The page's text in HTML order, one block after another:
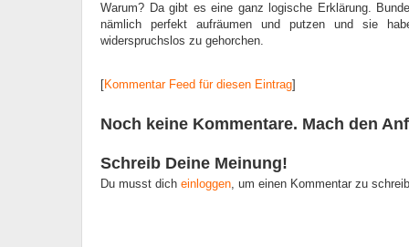
Warum? Da gibt es eine ganz logische Erklärung.
nämlich perfekt aufräumen und putzen und sie
widerspruchslos zu gehorchen.
[Kommentar Feed für diesen Eintrag]
Noch keine Kommentare. Mach den
Schreib Deine Meinung!
Du musst dich einloggen, um einen Kommentar zu